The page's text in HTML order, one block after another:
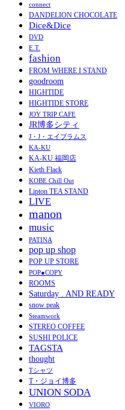
connect
DANDELION CHOCOLATE
Dice&Dice
DVD
E.T.
fashion
FROM WHERE I STAND
goodroom
HIGHTIDE
HIGHTIDE STORE
JOY TRIP CAFE
JR博多シティ
J・J・エイブラムス
KA-KU
KA-KU 福岡店
Kieth Flack
KOBE Chill Out
Lipton TEA STAND
LIVE
manon
music
PATINA
pop up shop
POP UP STORE
POP●COPY
ROOMS
Saturday . AND READY
snow peak
Steamwork
STEREO COFFEE
SUSHI POLICE
TAGSTA
thought
Tシャツ
T・ジョイ博多
UNION SODA
VIORO